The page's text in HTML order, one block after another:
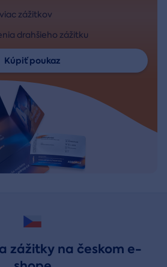
zážitkov
drahšieho zážitku
Kúpiť poukaz
zážitky na českom e-